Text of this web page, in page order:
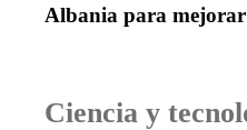
Albania para
Ciencia y